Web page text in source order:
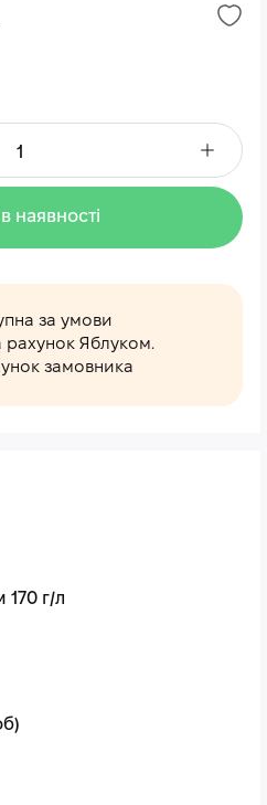
170 г/л
наявності
за умови
рахунок Яблуком.
замовника